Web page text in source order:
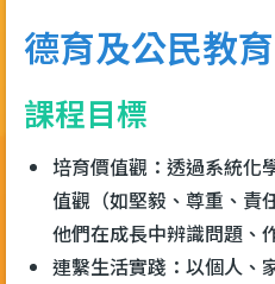
結
德育及公民教育
課程目標
培育價值觀：透過系統化
值觀（如堅毅、尊重、責
他們在成長中辨識問題、
連繫生活實踐：以個人、